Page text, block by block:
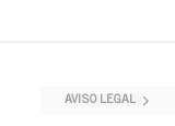
AVISO LEGAL